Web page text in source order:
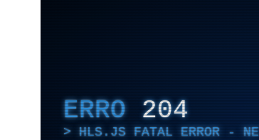
ERRO 204
HLS.JS FATAL ERROR -